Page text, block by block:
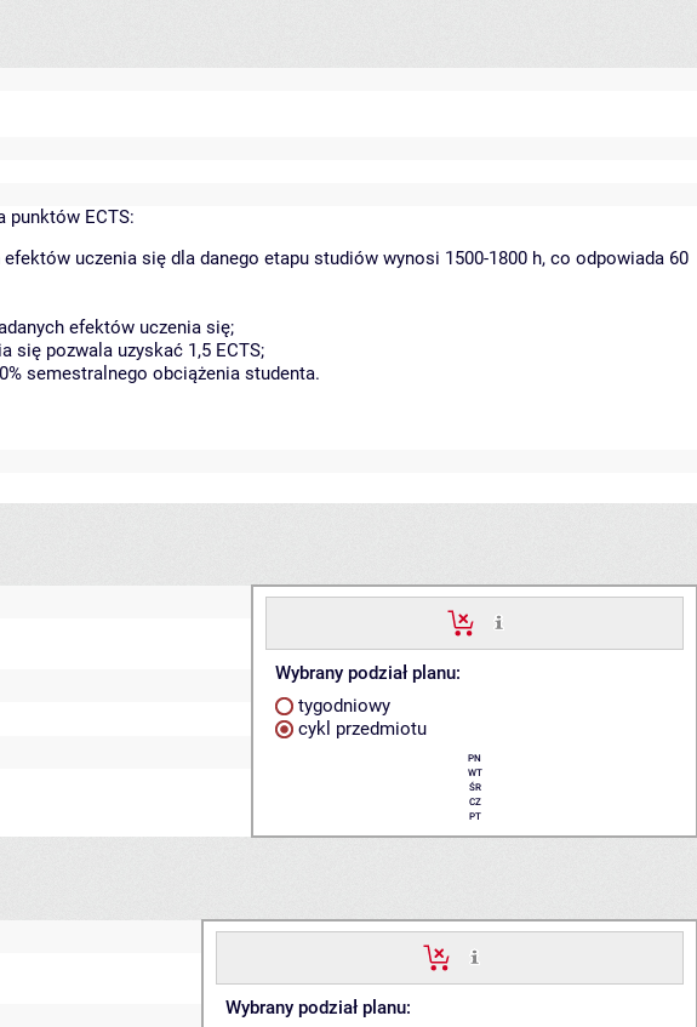
punktów ECTS:
uczenia się dla danego etapu studiów wynosi 1500-1800 h, co odpowiada 60
efektów uczenia się;
się pozwala uzyskać 1,5 ECTS;
semestralnego obciążenia studenta.
Wybrany podział planu:
tygodniowy
cykl przedmiotu
PN
WT
ŚR
CZ
PT
Wybrany podział planu: